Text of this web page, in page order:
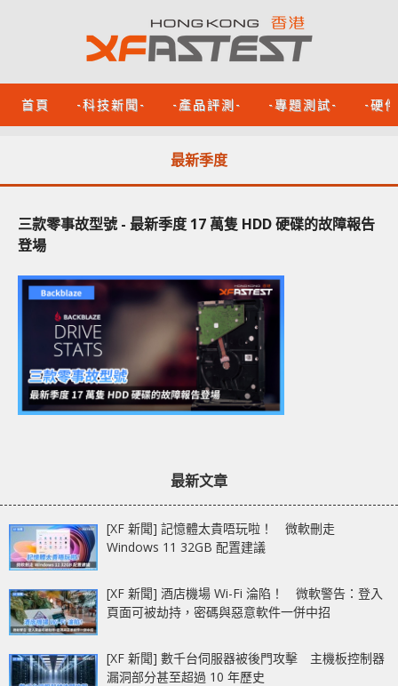
首頁 -科技新聞- -產品評測- -專題測試- -硬
最新季度
三款零事故型號 - 最新季度 17 萬隻 HDD 硬碟的故障報告
登場
最新文章
[XF 新聞] 記憶體太貴唔玩啦！ 微軟刪走
Windows 11 32GB 配置建議
[XF 新聞] 酒店機場 Wi-Fi 淪陷！ 微軟警告：登入
頁面可被劫持，密碼與惡意軟件一併中招
[XF 新聞] 數千台伺服器被後門攻擊 主機板控制器
漏洞部分甚至超過 10 年歷史